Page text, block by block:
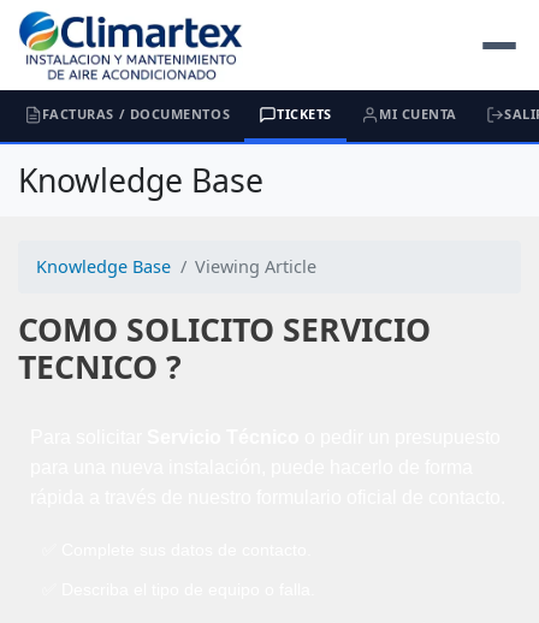
FACTURAS / DOCUMENTOS TICKETS MI CUENTA
Knowledge Base
Knowledge Base Viewing Article
COMO SOLICITO SERVICIO
TECNICO ?